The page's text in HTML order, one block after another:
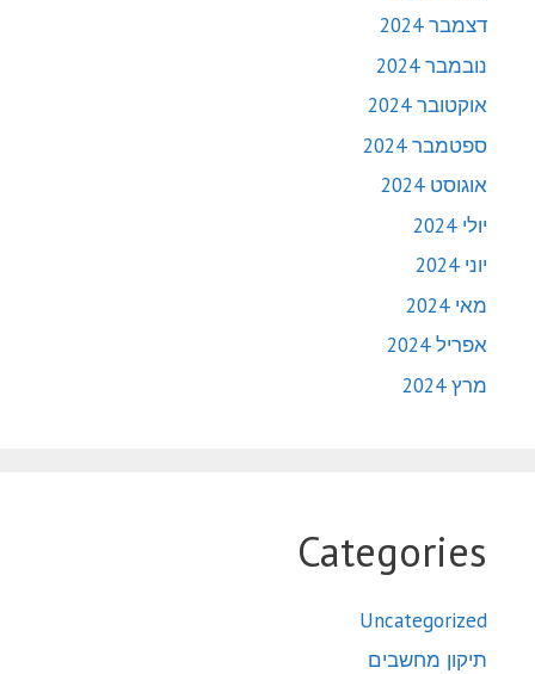
דצמבר 2024
נובמבר 2024
אוקטובר 2024
ספטמבר 2024
אוגוסט 2024
יולי 2024
יוני 2024
מאי 2024
אפריל 2024
מרץ 2024
Categories
Uncategorized
תיקון מחשבים